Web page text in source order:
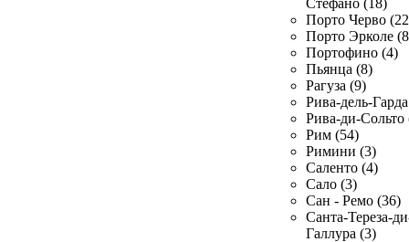
Стефано (18)
Порто Черво
Порто Эрколе
Портофино (4)
Пьянца (8)
Рагуза (9)
Рива-дель-
Рива-ди-Сольто
Рим (54)
Римини (3)
Саленто (4)
Сало (3)
Сан - Ремо (36)
Санта-Тереза-
Галлура (3)